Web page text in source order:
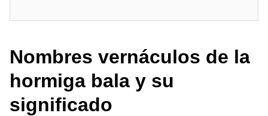
Nombres vernáculos de la
hormiga bala y su
significado